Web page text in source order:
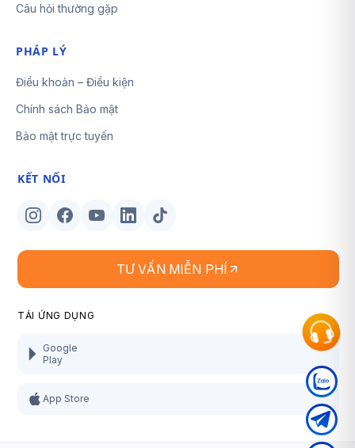
Câu hỏi thường gặp
PHÁP LÝ
Điều khoản – Điều kiện
Chính sách Bảo mật
Bảo mật trực tuyến
KẾT NỐI
TƯ VẤN MIỄN PHÍ
TẢI ỨNG DỤNG
Google
Play
App Store